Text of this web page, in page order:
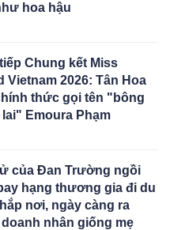
hoa hậu
Chung kết Miss
Vietnam 2026: Tân Hoa
thức gọi tên "bông
lai" Emoura Phạm
của Đan Trường ngồi
hạng thương gia đi du
nơi, ngày càng ra
nhân giống mẹ